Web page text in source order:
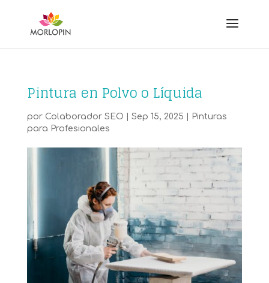
Pintura en Polvo o Líquida
por Colaborador SEO Sep 15, 2025
Pinturas
para Profesionales